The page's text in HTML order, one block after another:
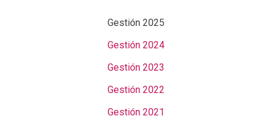
Gestión 2025
Gestión 2024
Gestión 2023
Gestión 2022
Gestión 2021